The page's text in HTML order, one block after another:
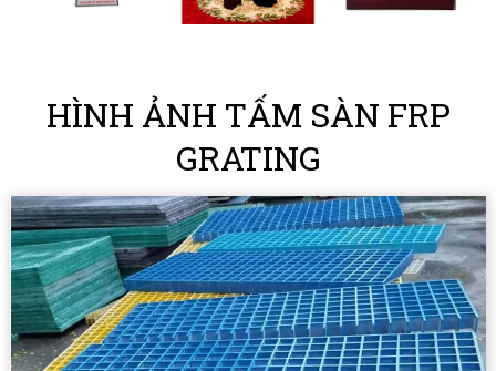
HÌNH ẢNH TẤM SÀN FRP
GRATING